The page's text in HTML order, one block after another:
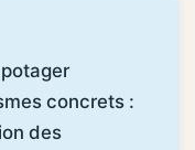
concrets :
des